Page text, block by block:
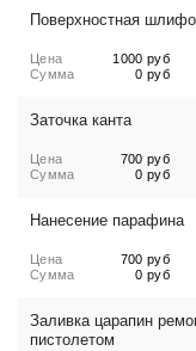
Поверхностная
Цена
1000 руб
Сумма
0 руб
Заточка канта
Цена
700 руб
Сумма
0 руб
Нанесение парафина
Цена
700 руб
Сумма
0 руб
Заливка царапин
пистолетом